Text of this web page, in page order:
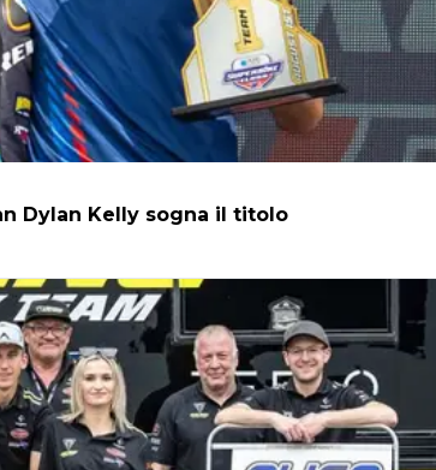
Dylan Kelly sogna il titolo